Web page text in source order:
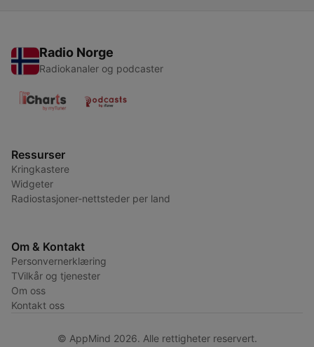
Radio Norge
Radiokanaler og podcaster
Ressurser
Kringkastere
Widgeter
Radiostasjoner-nettsteder per land
Om & Kontakt
Personvernerklæring
TVilkår og tjenester
Om oss
Kontakt oss
© AppMind 2026. Alle rettigheter reservert.